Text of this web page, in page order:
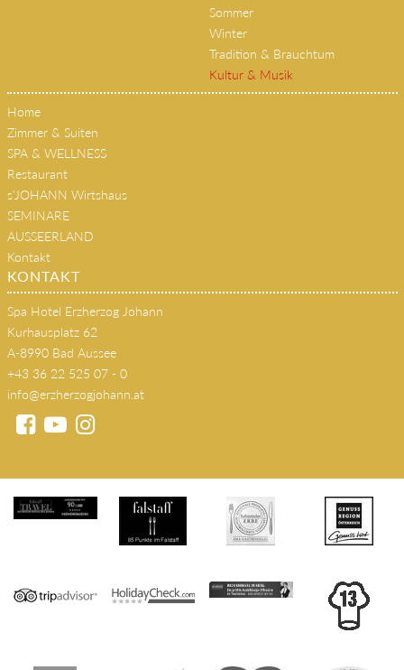
Sommer
Winter
Tradition & Brauchtum
Kultur & Musik
Home
Zimmer & Suiten
SPA & WELLNESS
Restaurant
s'JOHANN Wirtshaus
SEMINARE
AUSSEERLAND
Kontakt
KONTAKT
Spa Hotel Erzherzog Johann
Kurhausplatz 62
A-8990 Bad Aussee
+43 36 22 525 07 - 0
info@erzherzogjohann.at